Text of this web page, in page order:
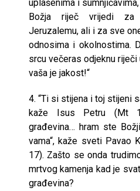
uplašenima i
Božja riječ vrijedi za
Jeruzalemu, ali i za sve
odnosima i okolnostima.
srcu večeras odjeknu riječi
vaša je jakost!“
4. “Ti si stijena i toj stijeni
kaže Isus Petru (Mt
građevina… hram ste
vama“, kaže sveti Pavao
17). Zašto se onda
mrtvog kamenja kad je
građevina?